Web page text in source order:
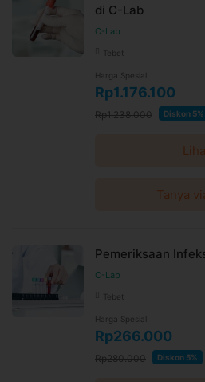
di C-Lab
C-Lab
Tebet
Harga Spesial
Rp1.176.100
Rp1.238.000 Diskon 5%
Tanya
Pemeriksaan
C-Lab
Tebet
Harga Spesial
Rp266.000
Rp280.000 Diskon 5%